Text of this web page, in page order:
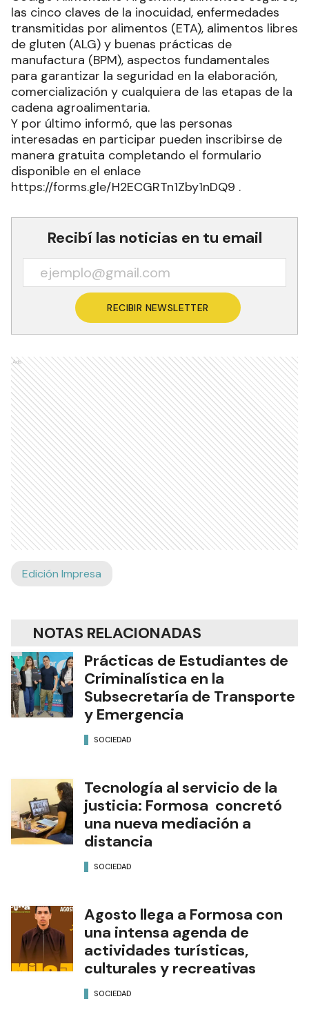
las cinco claves de la inocuidad, enfermedades
transmitidas por alimentos (ETA), alimentos libres
de gluten (ALG) y buenas prácticas de
manufactura (BPM), aspectos fundamentales
para garantizar la seguridad en la elaboración,
comercialización y cualquiera de las etapas de la
cadena agroalimentaria.
Y por último informó, que las personas
interesadas en participar pueden inscribirse de
manera gratuita completando el formulario
disponible en el enlace
https://forms.gle/H2ECGRTn1Zby1nDQ9 .
Recibí las noticias en tu email
RECIBIR NEWSLETTER
Ads
Edición Impresa
NOTAS RELACIONADAS
Prácticas de Estudiantes de
Criminalística en la
Subsecretaría de Transporte
y Emergencia
SOCIEDAD
Tecnología al servicio de la
justicia: Formosa concretó
una nueva mediación a
distancia
SOCIEDAD
Agosto llega a Formosa con
una intensa agenda de
actividades turísticas,
culturales y recreativas
SOCIEDAD